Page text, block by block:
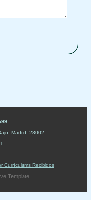
Madrid 28002
Currículums Recibidos
Template